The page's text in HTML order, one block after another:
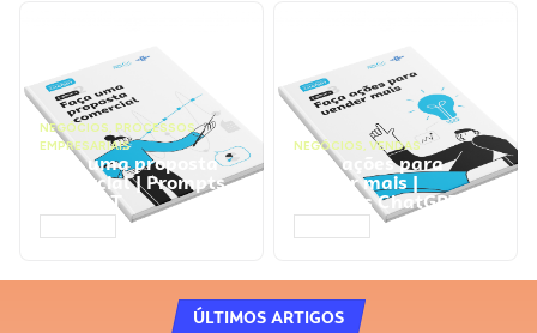
NEGÓCIOS, PROCESSOS
EMPRESARIAIS
Faça uma proposta
comercial | Prompts
ChatGPT
NEGÓCIOS, VENDAS
Faça ações para
vender mais |
Prompts ChatGPT
ÚLTIMOS ARTIGOS